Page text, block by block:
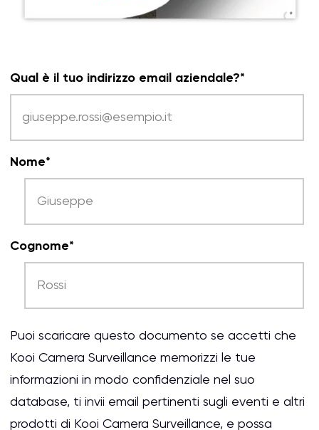
Qual è il tuo indirizzo email aziendale?*
Nome*
Cognome*
Puoi scaricare questo documento se accetti che
Kooi Camera Surveillance memorizzi le tue
informazioni in modo confidenziale nel suo
database, ti invii email pertinenti sugli eventi e altri
prodotti di Kooi Camera Surveillance, e possa